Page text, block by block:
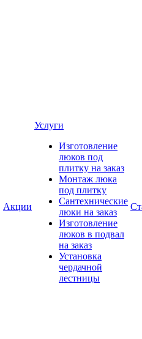
Акции
Услуги
Изготовление
люков под
плитку на заказ
Монтаж люка
под плитку
Сантехнические
люки на заказ
Изготовление
люков в подвал
на заказ
Установка
чердачной
лестницы